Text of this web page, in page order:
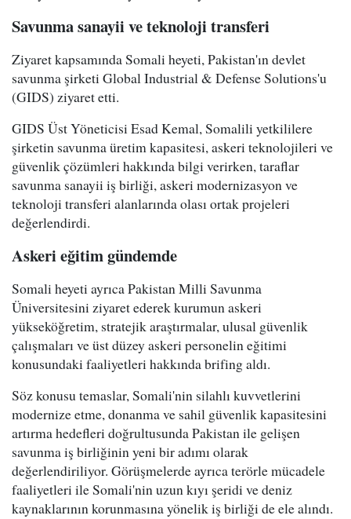
Savunma sanayii ve teknoloji transferi
Ziyaret kapsamında Somali heyeti, Pakistan'ın devlet
savunma şirketi Global Industrial & Defense Solutions'u
(GIDS) ziyaret etti.
GIDS Üst Yöneticisi Esad Kemal, Somalili yetkililere
şirketin savunma üretim kapasitesi, askeri teknolojileri ve
güvenlik çözümleri hakkında bilgi verirken, taraflar
savunma sanayii iş birliği, askeri modernizasyon ve
teknoloji transferi alanlarında olası ortak projeleri
değerlendirdi.
Askeri eğitim gündemde
Somali heyeti ayrıca Pakistan Milli Savunma
Üniversitesini ziyaret ederek kurumun askeri
yükseköğretim, stratejik araştırmalar, ulusal güvenlik
çalışmaları ve üst düzey askeri personelin eğitimi
konusundaki faaliyetleri hakkında brifing aldı.
Söz konusu temaslar, Somali'nin silahlı kuvvetlerini
modernize etme, donanma ve sahil güvenlik kapasitesini
artırma hedefleri doğrultusunda Pakistan ile gelişen
savunma iş birliğinin yeni bir adımı olarak
değerlendiriliyor. Görüşmelerde ayrıca terörle mücadele
faaliyetleri ile Somali'nin uzun kıyı şeridi ve deniz
kaynaklarının korunmasına yönelik iş birliği de ele alındı.